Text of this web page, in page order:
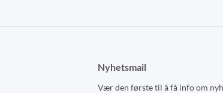
Nyhetsmail
Vær den første til å få info om